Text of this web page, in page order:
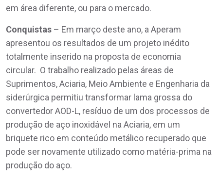
em área diferente, ou para o mercado.
Conquistas – Em março deste ano, a Aperam
apresentou os resultados de um projeto inédito
totalmente inserido na proposta de economia
circular. O trabalho realizado pelas áreas de
Suprimentos, Aciaria, Meio Ambiente e Engenharia da
siderúrgica permitiu transformar lama grossa do
convertedor AOD-L, resíduo de um dos processos de
produção de aço inoxidável na Aciaria, em um
briquete rico em conteúdo metálico recuperado que
pode ser novamente utilizado como matéria-prima na
produção do aço.